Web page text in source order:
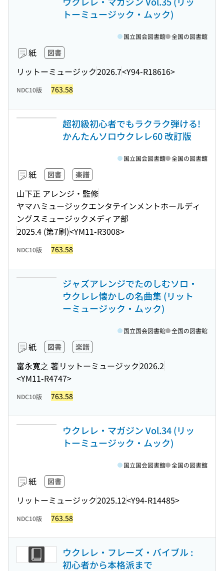
トーミュージック・ムック)
紙 図書
リットーミュージック2026.7<Y94-R18616>
国立国会図書館 全国の図書館
NDC10版 763.58
超初級初心者でもラクラク弾ける!
かんたんソロウクレレ60 改訂版
紙 図書 楽譜
山下正 アレンジ・監修
ヤマハミュージックエンタテインメントホールディ
ングスミュージックメディア部
2025.4 (第7刷)<YM11-R3008>
国立国会図書館 全国の図書館
NDC10版 763.58
ジャズアレンジでたのしむソロ・
ウクレレ懐かしの名曲集 (リット
ーミュージック・ムック)
紙 図書 楽譜
富永寛之 著リットーミュージック2026.2
<YM11-R4747>
国立国会図書館 全国の図書館
NDC10版 763.58
ウクレレ・マガジン Vol.34 (リッ
トーミュージック・ムック)
紙 図書
リットーミュージック2025.12<Y94-R14485>
国立国会図書館 全国の図書館
NDC10版 763.58
ウクレレ・フレーズ・バイブル :
初心者から本格派まで